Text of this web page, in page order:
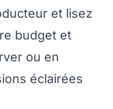
et lisez
budget et
ou en
éclairées